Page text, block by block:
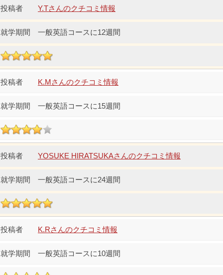
Y.Tさんのクチコミ情報
一般英語コースに12週間
K.Mさんのクチコミ情報
一般英語コースに15週間
YOSUKE HIRATSUKAさんのクチコミ情報
一般英語コースに24週間
K.Rさんのクチコミ情報
一般英語コースに10週間